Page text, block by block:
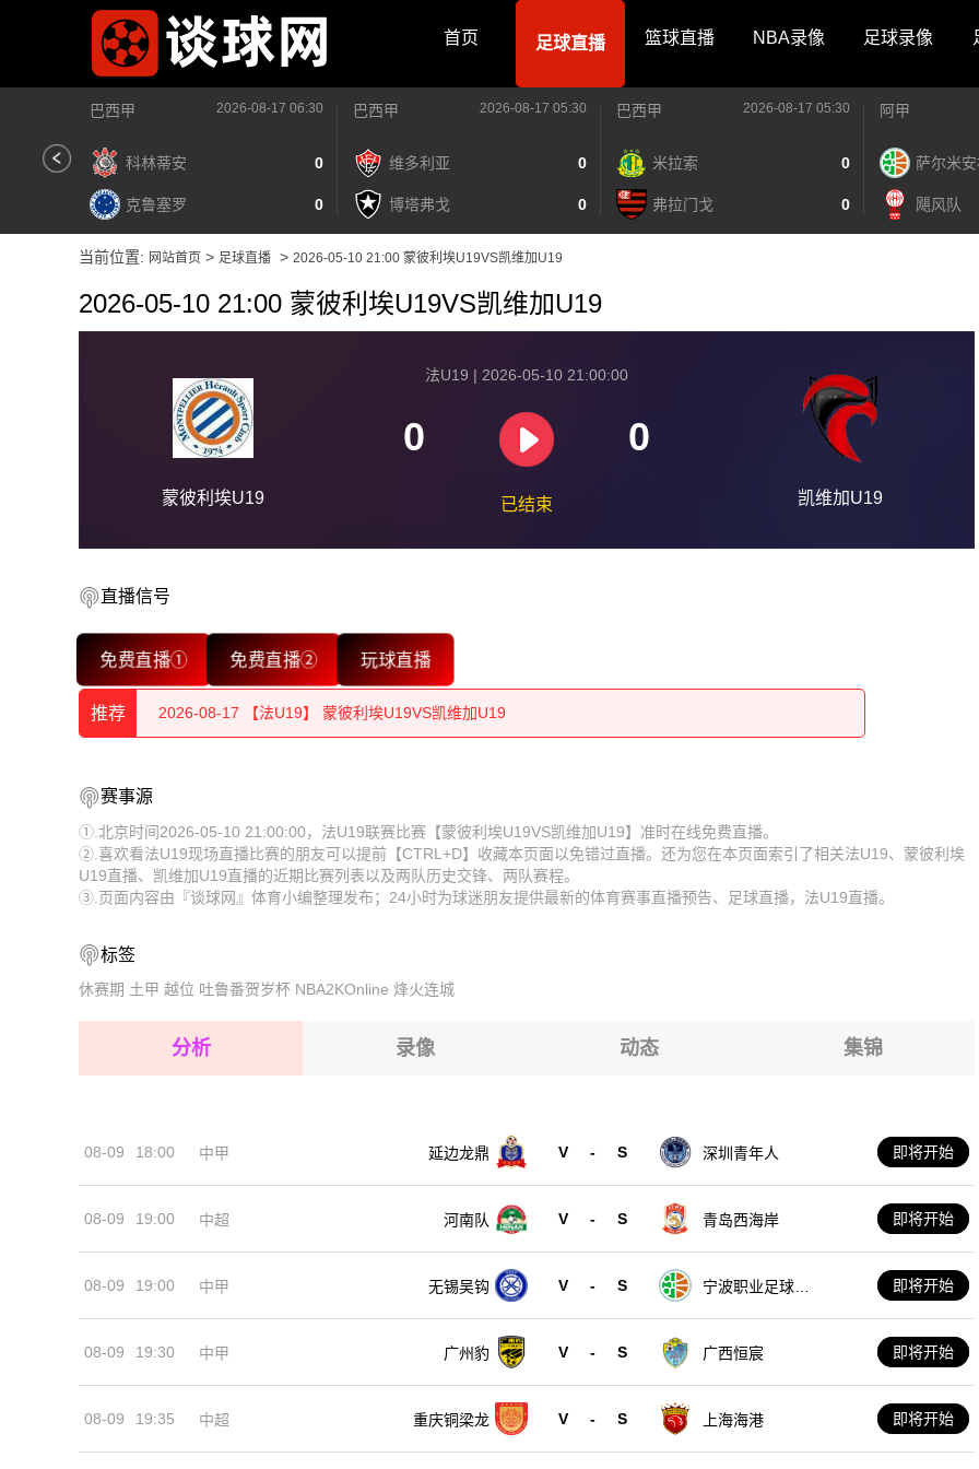
首页 足球直播 篮球直播 NBA录像 足球录像
巴西甲 2026-08-17 06:30
科林蒂安 0
克鲁塞罗 0
巴西甲 2026-08-17 05:30
维多利亚 0
博塔弗戈 0
巴西甲 2026-08-17 05:30
米拉索 0
弗拉门戈 0
阿甲
萨尔米
飓风队
当前位置: 网站首页 > 足球直播 > 2026-05-10 21:00 蒙彼利埃U19VS凯维加U19
2026-05-10 21:00 蒙彼利埃U19VS凯维加U19
蒙彼利埃U19
法U19 | 2026-05-10 21:00:00
0 0
已结束 凯维加U19
直播信号
免费直播① 免费直播② 玩球直播
推荐
2026-08-17 【法U19】 蒙彼利埃U19VS凯维加U19
2026-08-17 【法U19】 蒙彼利埃U19VS凯维加U19
2026-08-17 【法U19】 蒙彼利埃U19VS凯维加U19
2026-08-17 【法U19】 蒙彼利埃U19VS凯维加U19
2026-08-17 【法U19】 蒙彼利埃U19VS凯维加U19
2026-08-17 【法U19】 蒙彼利埃U19VS凯维加U19
2026-08-17 【法U19】 蒙彼利埃U19VS凯维加U19
2026-08-17 【法U19】 蒙彼利埃U19VS凯维加U19
2026-08-17 【法U19】 蒙彼利埃U19VS凯维加U19
2026-08-17 【法U19】 蒙彼利埃U19VS凯维加U19
2026-08-17 【法U19】 蒙彼利埃U19VS凯维加U19
赛事源
①.北京时间2026-05-10 21:00:00，法U19联赛比赛【蒙彼利埃U19VS凯维加U19】准时在线免费直播。
②.喜欢看法U19现场直播比赛的朋友可以提前【CTRL+D】收藏本页面以免错过直播。还为您在本页面索引了相关法U19、蒙彼利埃
U19直播、凯维加U19直播的近期比赛列表以及两队历史交锋、两队赛程。
③.页面内容由『谈球网』体育小编整理发布；24小时为球迷朋友提供最新的体育赛事直播预告、足球直播，法U19直播。
标签
休赛期 土甲 越位 吐鲁番贺岁杯 NBA2KOnline 烽火连城
分析 录像 动态 集锦
08-09 18:00 中甲 延边龙鼎 V - S 深圳青年人 即将开始
08-09 19:00 中超 河南队 V - S 青岛西海岸 即将开始
08-09 19:00 中甲 无锡吴钩 V - S
宁波职业足球俱
即将开始
08-09 19:30 中甲 广州豹 V - S 广西恒宸 即将开始
08-09 19:35 中超 重庆铜梁龙 V - S 上海海港 即将开始